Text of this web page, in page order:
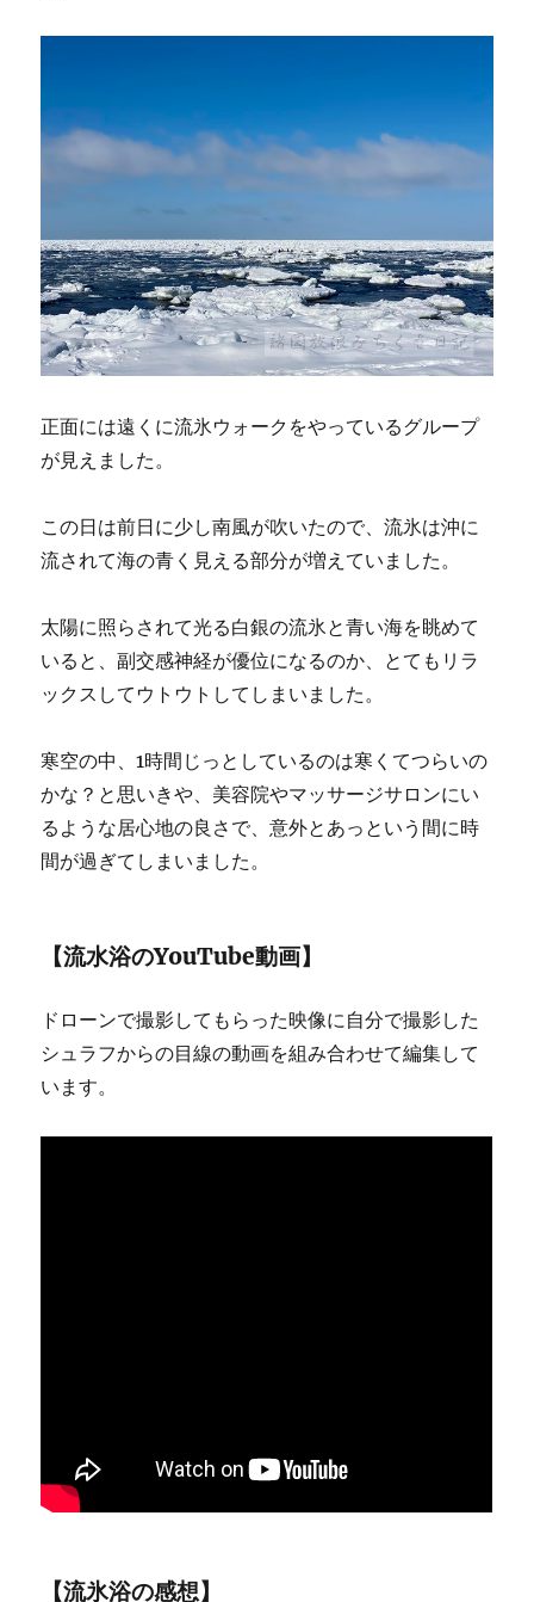
正面には遠くに流氷ウォークをやっているグループ
が見えました。
この日は前日に少し南風が吹いたので、流氷は沖に
流されて海の青く見える部分が増えていました。
太陽に照らされて光る白銀の流氷と青い海を眺めて
いると、副交感神経が優位になるのか、とてもリラ
ックスしてウトウトしてしまいました。
寒空の中、1時間じっとしているのは寒くてつらいの
かな？と思いきや、美容院やマッサージサロンにい
るような居心地の良さで、意外とあっという間に時
間が過ぎてしまいました。
【流水浴のYouTube動画】
ドローンで撮影してもらった映像に自分で撮影した
シュラフからの目線の動画を組み合わせて編集して
います。
【流氷浴の感想】